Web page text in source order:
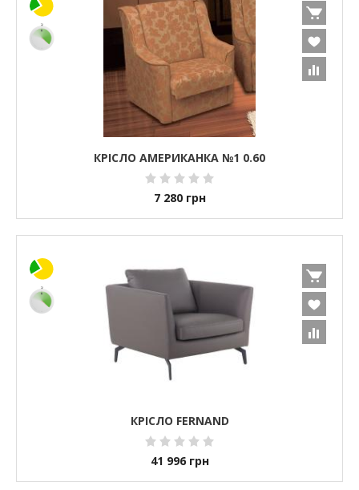
КРІСЛО АМЕРИКАНКА №1 0.60
7 280 грн
КРІСЛО FERNAND
41 996 грн